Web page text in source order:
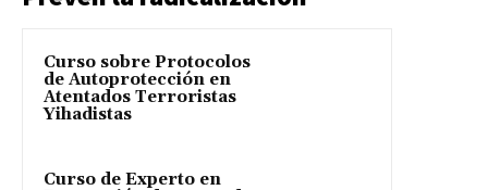
Curso sobre Protocolos
de Autoprotección en
Atentados Terroristas
Yihadistas
Curso de Experto en